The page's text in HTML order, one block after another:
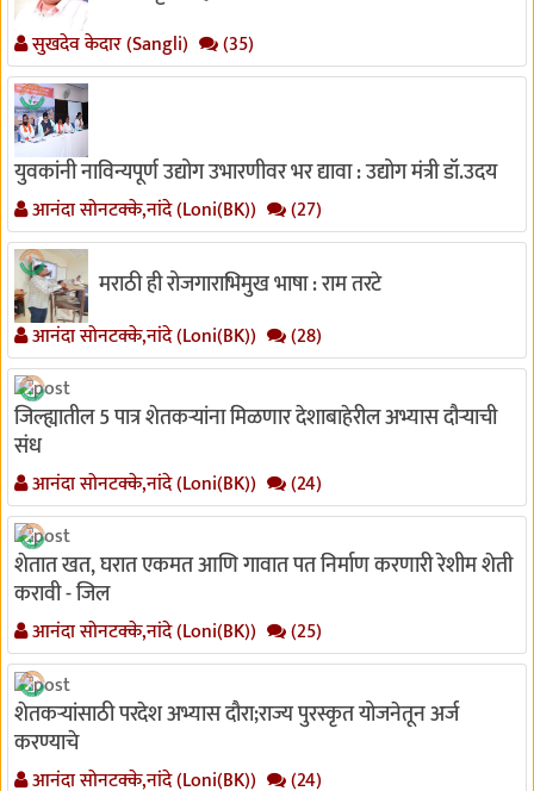
सुखदेव केदार (Sangli) (35)
युवकांनी नाविन्यपूर्ण उद्योग उभारणीवर भर द्यावा : उद्योग मंत्री डॉ.उदय
आनंदा सोनटक्के,नांदे (Loni(BK)) (27)
मराठी ही रोजगाराभिमुख भाषा : राम तरटे
आनंदा सोनटक्के,नांदे (Loni(BK)) (28)
जिल्ह्यातील 5 पात्र शेतकऱ्यांना मिळणार देशाबाहेरील अभ्यास दौऱ्याची
संध
आनंदा सोनटक्के,नांदे (Loni(BK)) (24)
शेतात खत, घरात एकमत आणि गावात पत निर्माण करणारी रेशीम शेती
करावी - जिल
आनंदा सोनटक्के,नांदे (Loni(BK)) (25)
शेतकऱ्यांसाठी परदेश अभ्यास दौरा;राज्य पुरस्कृत योजनेतून अर्ज
करण्याचे
आनंदा सोनटक्के,नांदे (Loni(BK)) (24)